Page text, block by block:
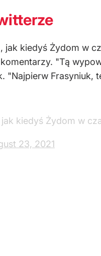
kiedyś Żydom w
"Tą
"Najpierw
kiedyś Żydom w
23, 2021